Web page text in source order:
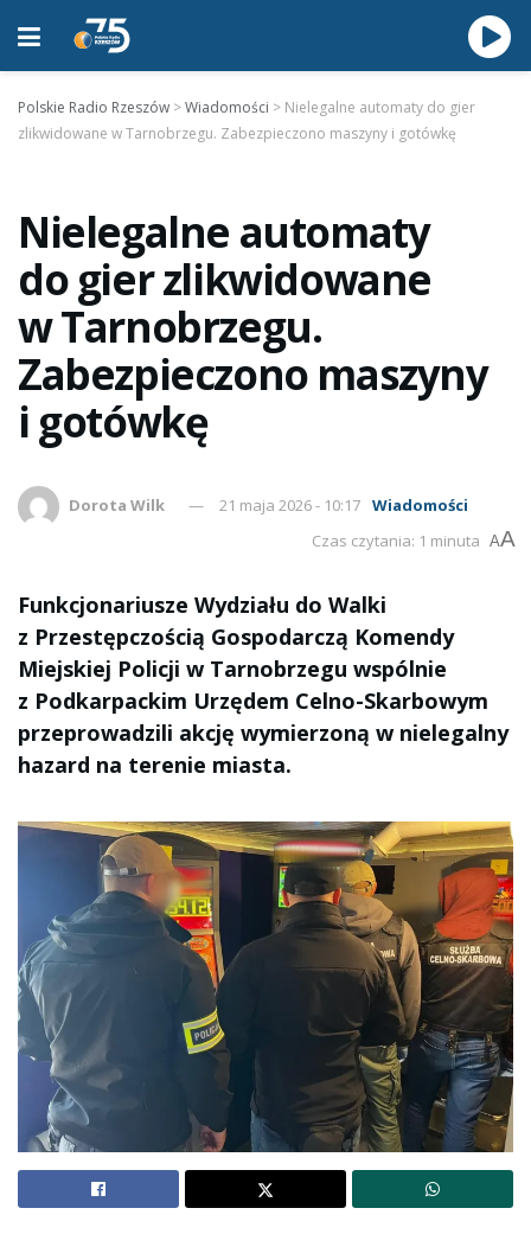
Polskie Radio Rzeszów >Wiadomości > Nielegalne automaty do gier
zlikwidowane w Tarnobrzegu. Zabezpieczono maszyny i gotówkę
Nielegalne automaty
do gier zlikwidowane
w Tarnobrzegu.
Zabezpieczono maszyny
i gotówkę
Dorota Wilk 21 maja 2026 - 10:17 Wiadomości
Czas czytania: 1 minuta AA
Funkcjonariusze Wydziału do Walki
z Przestępczością Gospodarczą Komendy
Miejskiej Policji w Tarnobrzegu wspólnie
z Podkarpackim Urzędem Celno-Skarbowym
przeprowadzili akcję wymierzoną w nielegalny
hazard na terenie miasta.